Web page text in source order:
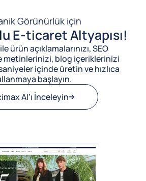
Görünürlük için
E-ticaret Altyapısı!
ürün açıklamalarınızı, SEO
metinlerinizi, blog içeriklerinizi
içinde üretin ve hızlıca
başlayın.
AI’ı İnceleyin